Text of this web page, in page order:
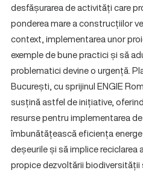
desfășurarea de activități care
ponderea mare a construcțiilor
context, implementarea unor
exemple de bune practici și să
problematici devine o urgență.
București, cu sprijinul ENGIE
susțină astfel de inițiative,
resurse pentru implementarea
îmbunătățească eficiența
deșeurile și să implice reciclarea
propice dezvoltării